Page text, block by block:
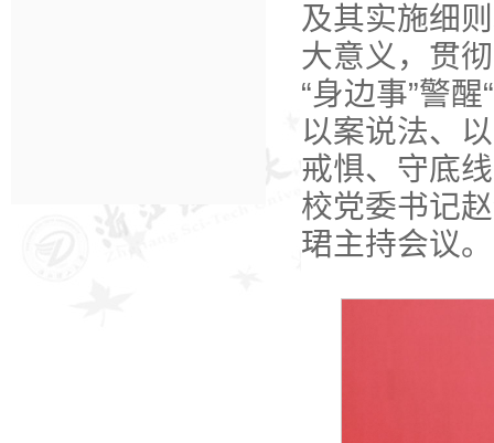
及其实施细
大意义，贯
“身边事”警
以案说法、
戒惧、守底
校党委书记
珺主持会议。